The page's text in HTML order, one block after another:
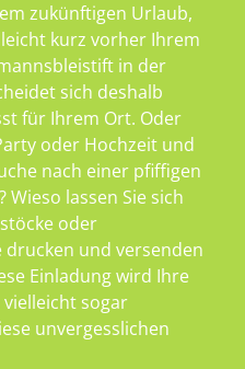
zukünftigen Urlaub,
kurz vorher Ihrem
in der
sich deshalb
für Ihrem Ort. Oder
oder Hochzeit und
nach einer pfiffigen
Wieso lassen Sie sich
oder
und versenden
Einladung wird Ihre
vielleicht sogar
unvergesslichen